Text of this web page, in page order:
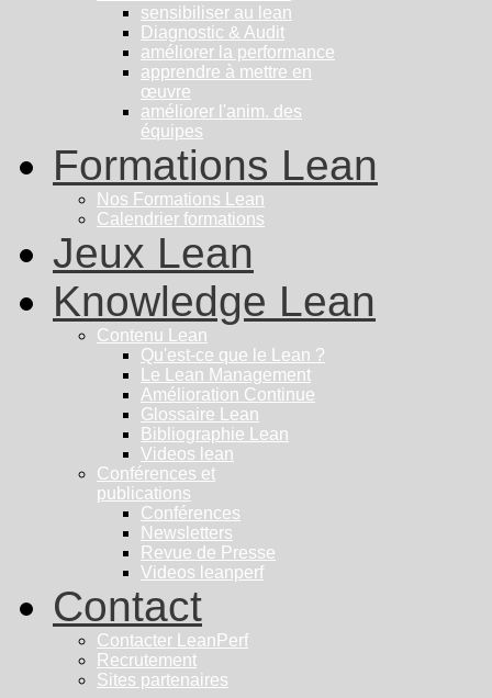
sensibiliser au lean
Diagnostic & Audit
améliorer la performance
apprendre à mettre en
œuvre
améliorer l'anim. des
équipes
Formations Lean
Nos Formations Lean
Calendrier formations
Jeux Lean
Knowledge Lean
Contenu Lean
Qu'est-ce que le Lean ?
Le Lean Management
Amélioration Continue
Glossaire Lean
Bibliographie Lean
Videos lean
Conférences et
publications
Conférences
Newsletters
Revue de Presse
Videos leanperf
Contact
Contacter LeanPerf
Recrutement
Sites partenaires